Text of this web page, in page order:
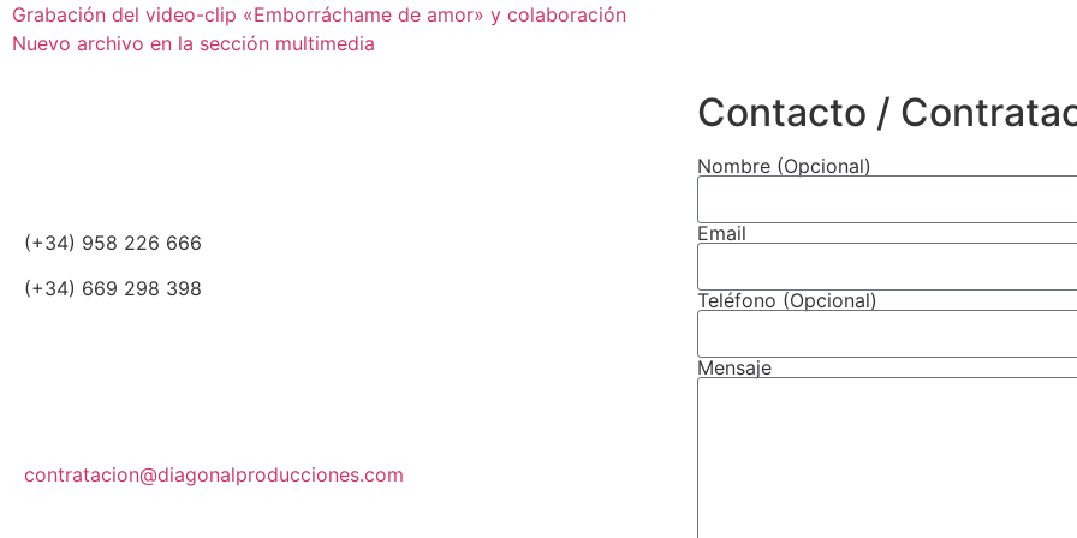
Grabación del video-clip «Emborráchame de amor» y colaboración
Nuevo archivo en la sección multimedia
(+34) 958 226 666
(+34) 669 298 398
contratacion@diagonalproducciones.com
Contacto /
Nombre (Opcional)
Email
Teléfono (Opcional)
Mensaje